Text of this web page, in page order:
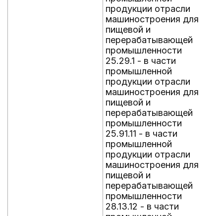
продукции отрасли
машиностроения для
пищевой и
перерабатывающей
промышленности
25.29.1 - в части
промышленной
продукции отрасли
машиностроения для
пищевой и
перерабатывающей
промышленности
25.91.11 - в части
промышленной
продукции отрасли
машиностроения для
пищевой и
перерабатывающей
промышленности
28.13.12 - в части